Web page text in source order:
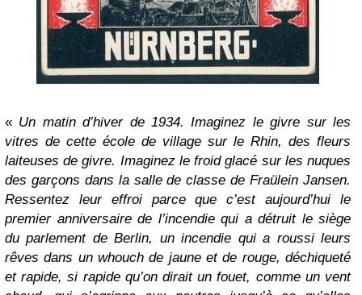
« Un matin d’hiver de 1934. Imaginez le givre sur les
vitres de cette école de village sur le Rhin, des fleurs
laiteuses de givre. Imaginez le froid glacé sur les nuques
des garçons dans la salle de classe de Fraülein Jansen.
Ressentez leur effroi parce que c’est aujourd’hui le
premier anniversaire de l’incendie qui a détruit le siège
du parlement de Berlin, un incendie qui a roussi leurs
rêves dans un whouch de jaune et de rouge, déchiqueté
et rapide, si rapide qu’on dirait un fouet, comme un vent